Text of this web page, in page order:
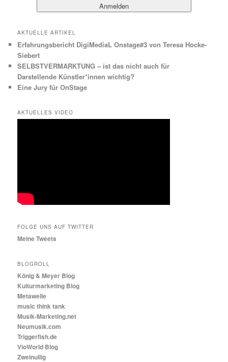
AKTUELLE ARTIKEL
Erfahrungsbericht DigiMediaL Onstage#3 von Teresa Hocke-
Siebert
SELBSTVERMARKTUNG – ist das nicht auch für
Darstellende Künstler*innen wichtig?
Eine Jury für OnStage
AKTUELLES VIDEO
FOLGE UNS AUF TWITTER
Meine Tweets
BLOGROLL
König & Meyer Blog
Kulturmarketing Blog
Metawelle
music think tank
Musik-Marketing.net
Neumusik.com
Triggerfish.de
VioWorld Blog
Zweinullig